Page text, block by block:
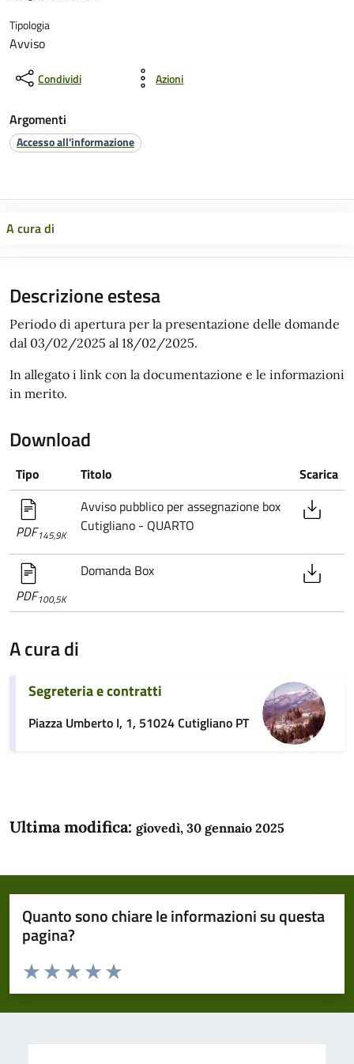
Tipologia
Avviso
Condividi Azioni
Argomenti
Accesso all'informazione
A cura di
Descrizione estesa
Periodo di apertura per la presentazione delle domande
dal 03/02/2025 al 18/02/2025.
In allegato i link con la documentazione e le informazioni
in merito.
Download
Tipo Titolo Scarica
PDF145,9K
Avviso pubblico per assegnazione box
Cutigliano - QUARTO
PDF100,5K
Domanda Box
A cura di
Segreteria e contratti
Piazza Umberto I, 1, 51024 Cutigliano PT
Ultima modifica: giovedì, 30 gennaio 2025
Quanto sono chiare le informazioni su questa
pagina?
Domanda
Valuta da 1 a 5 stelle la pagina
Valuta 5 stelle su 5
Valuta 4 stelle su 5
Valuta 3 stelle su 5
Valuta 2 stelle su 5
Valuta 1 stelle su 5